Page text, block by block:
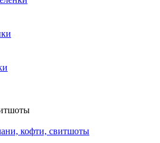
кофти, свитшоты